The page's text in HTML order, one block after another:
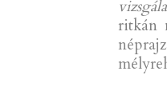
ritkán